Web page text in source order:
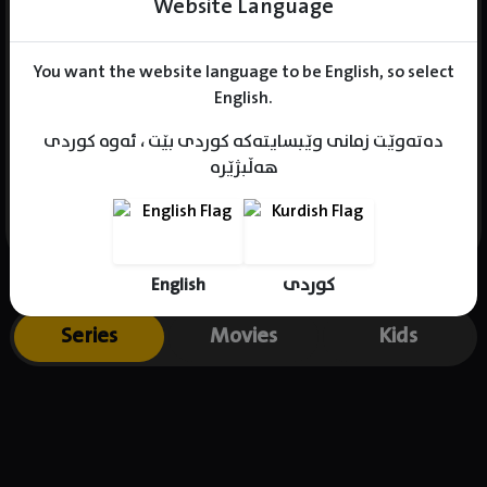
You want the website language to be English, so select
English.
دەتەوێت زمانی وێبسایتەکە کوردی بێت ، ئەوە کوردی
هەڵبژێرە
English کوردی
Name : Hoon Lee
Born : 1973-07-18
Series Movies Kids